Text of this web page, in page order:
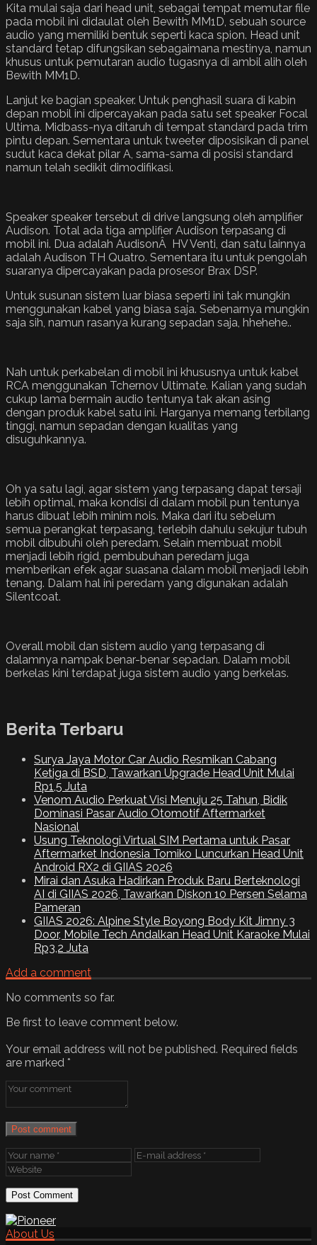
Kita mulai saja dari head unit, sebagai tempat memutar file
pada mobil ini didaulat oleh Bewith MM1D, sebuah source
audio yang memiliki bentuk seperti kaca spion. Head unit
standard tetap difungsikan sebagaimana mestinya, namun
khusus untuk pemutaran audio tugasnya di ambil alih oleh
Bewith MM1D.
Lanjut ke bagian speaker. Untuk penghasil suara di kabin
depan mobil ini dipercayakan pada satu set speaker Focal
Ultima. Midbass-nya ditaruh di tempat standard pada trim
pintu depan. Sementara untuk tweeter diposisikan di panel
sudut kaca dekat pilar A, sama-sama di posisi standard
namun telah sedikit dimodifikasi.
Speaker speaker tersebut di drive langsung oleh amplifier
Audison. Total ada tiga amplifier Audison terpasang di
mobil ini. Dua adalah AudisonÂ HV Venti, dan satu lainnya
adalah Audison TH Quatro. Sementara itu untuk pengolah
suaranya dipercayakan pada prosesor Brax DSP.
Untuk susunan sistem luar biasa seperti ini tak mungkin
menggunakan kabel yang biasa saja. Sebenarnya mungkin
saja sih, namun rasanya kurang sepadan saja, hhehehe..
Nah untuk perkabelan di mobil ini khususnya untuk kabel
RCA menggunakan Tchernov Ultimate. Kalian yang sudah
cukup lama bermain audio tentunya tak akan asing
dengan produk kabel satu ini. Harganya memang terbilang
tinggi, namun sepadan dengan kualitas yang
disuguhkannya.
Oh ya satu lagi, agar sistem yang terpasang dapat tersaji
lebih optimal, maka kondisi di dalam mobil pun tentunya
harus dibuat lebih minim nois. Maka dari itu sebelum
semua perangkat terpasang, terlebih dahulu sekujur tubuh
mobil dibubuhi oleh peredam. Selain membuat mobil
menjadi lebih rigid, pembubuhan peredam juga
memberikan efek agar suasana dalam mobil menjadi lebih
tenang. Dalam hal ini peredam yang digunakan adalah
Silentcoat.
Overall mobil dan sistem audio yang terpasang di
dalamnya nampak benar-benar sepadan. Dalam mobil
berkelas kini terdapat juga sistem audio yang berkelas.
Berita Terbaru
Surya Jaya Motor Car Audio Resmikan Cabang
Ketiga di BSD, Tawarkan Upgrade Head Unit Mulai
Rp1,5 Juta
Venom Audio Perkuat Visi Menuju 25 Tahun, Bidik
Dominasi Pasar Audio Otomotif Aftermarket
Nasional
Usung Teknologi Virtual SIM Pertama untuk Pasar
Aftermarket Indonesia Tomiko Luncurkan Head Unit
Android RX2 di GIIAS 2026
Mirai dan Asuka Hadirkan Produk Baru Berteknologi
AI di GIIAS 2026, Tawarkan Diskon 10 Persen Selama
Pameran
GIIAS 2026: Alpine Style Boyong Body Kit Jimny 3
Door, Mobile Tech Andalkan Head Unit Karaoke Mulai
Rp3,2 Juta
Add a comment
No comments so far.
Be first to leave comment below.
Your email address will not be published. Required fields
are marked *
Post comment
About Us